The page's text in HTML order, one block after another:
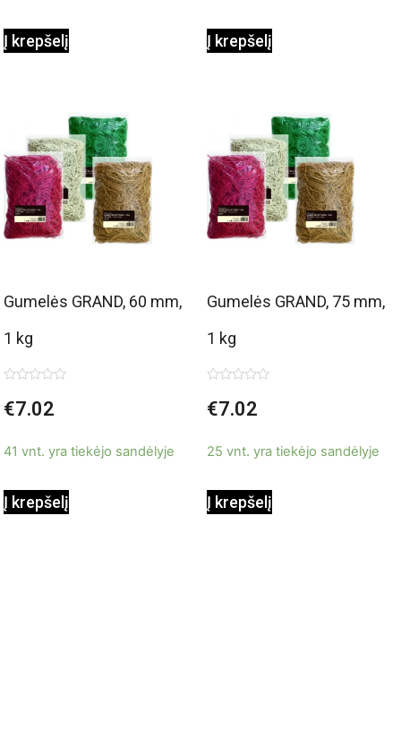
Į krepšelį Į krepšelį
Gumelės GRAND, 60 mm,
1 kg
0
iš
€7.02
41 vnt. yra tiekėjo sandėlyje
Į krepšelį
Gumelės GRAND, 75 mm,
1 kg
0
iš
€7.02
25 vnt. yra tiekėjo sandėlyje
Į krepšelį